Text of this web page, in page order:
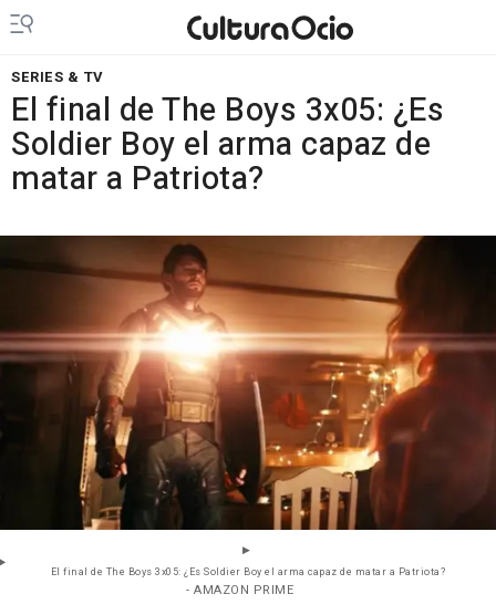
SERIES & TV
El final de The Boys 3x05: ¿Es
Soldier Boy el arma capaz de
matar a Patriota?
El final de The Boys 3x05: ¿Es Soldier Boy el arma capaz de matar a Patriota?
- AMAZON PRIME